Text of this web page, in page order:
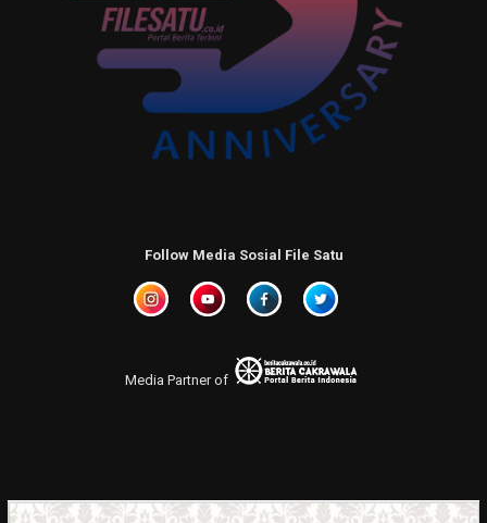
Follow Media Sosial File Satu
Media Partner of